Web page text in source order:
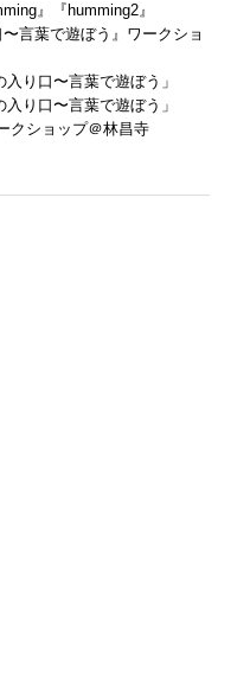
』『humming2』
言葉で遊ぼう』ワークショ
り口〜言葉で遊ぼう」
り口〜言葉で遊ぼう」
クショップ＠林昌寺